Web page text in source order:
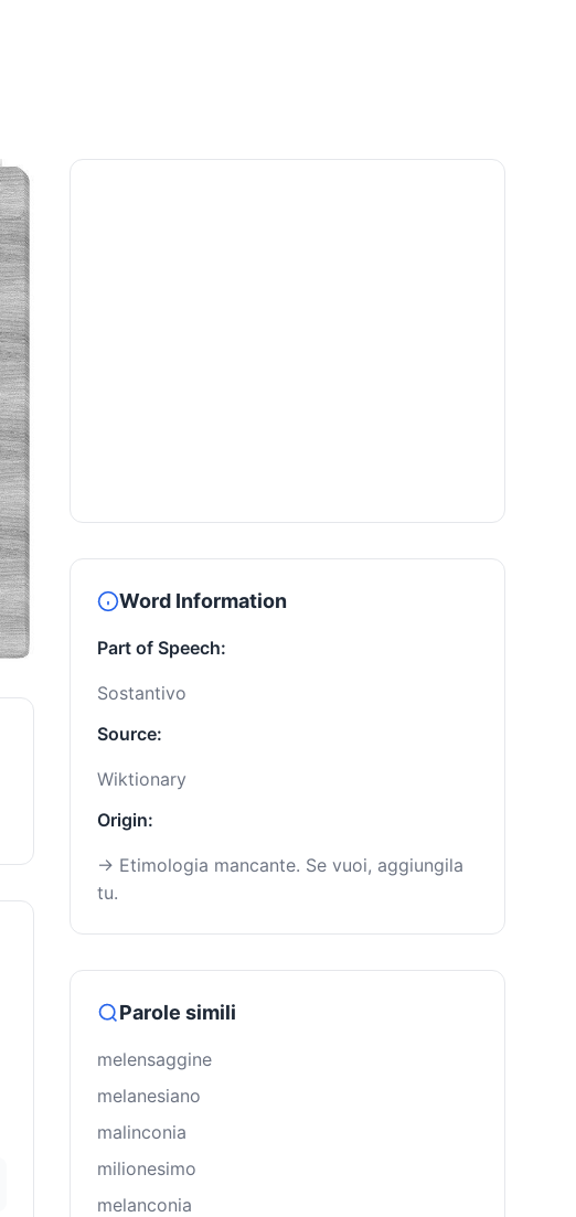
Word Information
Part of Speech:
Sostantivo
Source:
Wiktionary
Origin:
→ Etimologia mancante. Se vuoi, aggiungila
tu.
Parole simili
melensaggine
melanesiano
malinconia
milionesimo
melanconia